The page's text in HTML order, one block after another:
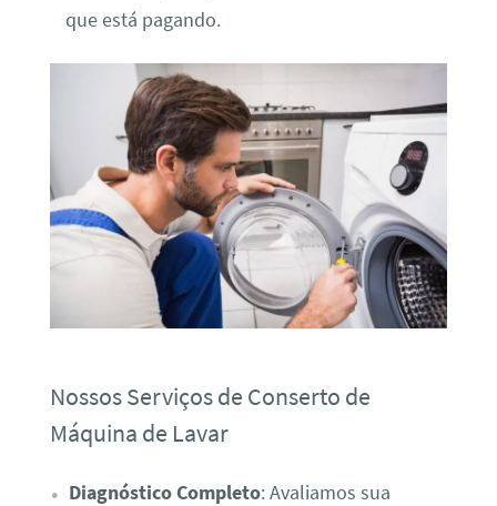
que está pagando.
Nossos Serviços de Conserto de
Máquina de Lavar
Diagnóstico Completo: Avaliamos sua